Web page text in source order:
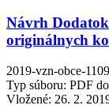
Návrh
originálnych
2019-vzn-obce-
Typ súboru: PDF
Vložené: 26. 2.